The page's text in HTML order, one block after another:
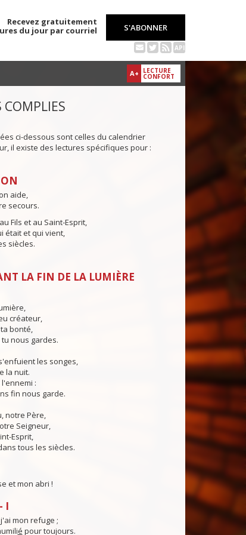
Recevez gratuitement
du jour par courriel
S'ABONNER
API
A+ LECTURE
CONFORT
COMPLIES
ci-dessous sont celles du calendrier
il existe des lectures spécifiques pour :
aide,
secours.
Fils et au Saint-Esprit,
était et qui vient,
siècles.
LA FIN DE LA LUMIÈRE
créateur,
bonté,
nous gardes.
les songes,
la nuit.
:
fin nous garde.
notre Père,
Seigneur,
Esprit,
tous les siècles.
et mon abri !
I
mon refuge ;
é pour toujours.